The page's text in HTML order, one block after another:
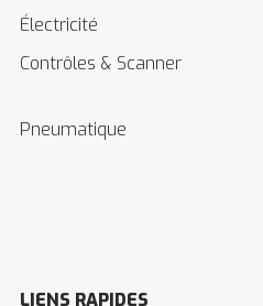
Électricité
Contrôles & Scanner
Pneumatique
LIENS RAPIDES